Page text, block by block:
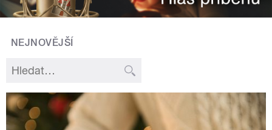
NEJNOVĚJŠÍ